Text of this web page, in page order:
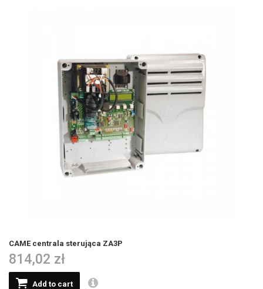
CAME centrala sterująca ZA3P
814,02 zł
Add to cart